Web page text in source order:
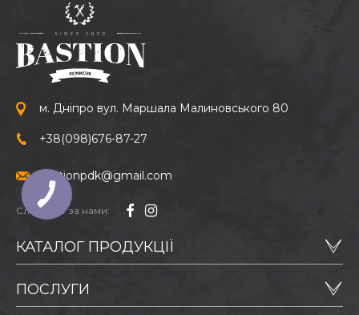
м. Дніпро вул. Маршала Малиновського 80
+38(098)676-87-27
bastionpdk@gmail.com
Слідкуйте за нами:
КАТАЛОГ ПРОДУКЦІЇ
ПОСЛУГИ